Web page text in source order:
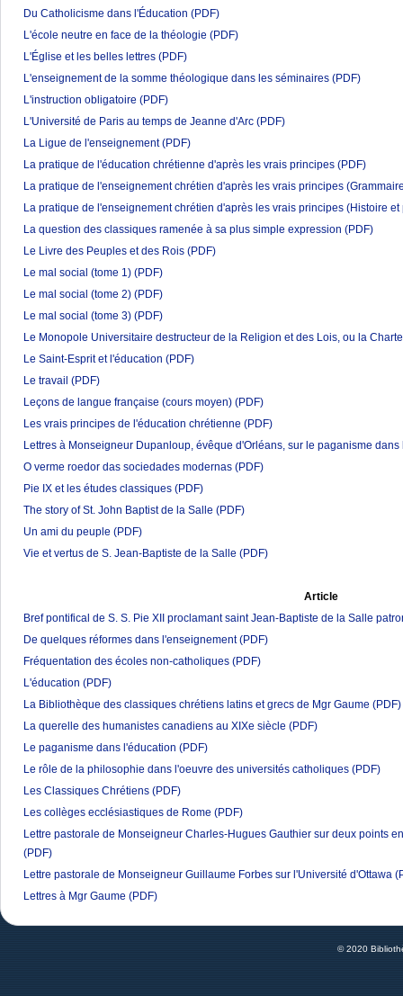
Du Catholicisme dans l'Éducation (PDF)
L'école neutre en face de la théologie (PDF)
L'Église et les belles lettres (PDF)
L'enseignement de la somme théologique dans les séminaires (PDF)
L'instruction obligatoire (PDF)
L'Université de Paris au temps de Jeanne d'Arc (PDF)
La Ligue de l'enseignement (PDF)
La pratique de l'éducation chrétienne d'après les vrais principes (PDF)
La pratique de l'enseignement chrétien d'après les vrais principes
La pratique de l'enseignement chrétien d'après les vrais principes (Histoire
La question des classiques ramenée à sa plus simple expression (PDF)
Le Livre des Peuples et des Rois (PDF)
Le mal social (tome 1) (PDF)
Le mal social (tome 2) (PDF)
Le mal social (tome 3) (PDF)
Le Monopole Universitaire destructeur de la Religion et des Lois, ou la
Le Saint-Esprit et l'éducation (PDF)
Le travail (PDF)
Leçons de langue française (cours moyen) (PDF)
Les vrais principes de l'éducation chrétienne (PDF)
Lettres à Monseigneur Dupanloup, évêque d'Orléans, sur le paganisme dans
O verme roedor das sociedades modernas (PDF)
Pie IX et les études classiques (PDF)
The story of St. John Baptist de la Salle (PDF)
Un ami du peuple (PDF)
Vie et vertus de S. Jean-Baptiste de la Salle (PDF)
Article
Bref pontifical de S. S. Pie XII proclamant saint Jean-Baptiste de la Salle
De quelques réformes dans l'enseignement (PDF)
Fréquentation des écoles non-catholiques (PDF)
L'éducation (PDF)
La Bibliothèque des classiques chrétiens latins et grecs de Mgr Gaume (PDF)
La querelle des humanistes canadiens au XIXe siècle (PDF)
Le paganisme dans l'éducation (PDF)
Le rôle de la philosophie dans l'oeuvre des universités catholiques (PDF)
Les Classiques Chrétiens (PDF)
Les collèges ecclésiastiques de Rome (PDF)
Lettre pastorale de Monseigneur Charles-Hugues Gauthier sur deux points
(PDF)
Lettre pastorale de Monseigneur Guillaume Forbes sur l'Université d'Ottawa
Lettres à Mgr Gaume (PDF)
© 2020